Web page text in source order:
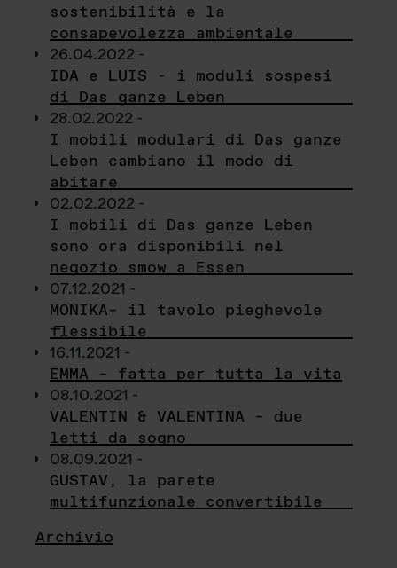
sostenibilità e la
consapevolezza ambientale
26.04.2022 -
IDA e LUIS - i moduli sospesi
di Das ganze Leben
28.02.2022 -
I mobili modulari di Das ganze
Leben cambiano il modo di
abitare
02.02.2022 -
I mobili di Das ganze Leben
sono ora disponibili nel
negozio smow a Essen
07.12.2021 -
MONIKA– il tavolo pieghevole
flessibile
16.11.2021 -
EMMA – fatta per tutta la vita
08.10.2021 -
VALENTIN & VALENTINA – due
letti da sogno
08.09.2021 -
GUSTAV, la parete
multifunzionale convertibile
Archivio